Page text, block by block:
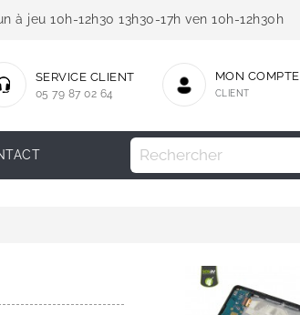
à jeu 10h-12h30 13h30-17h ven 10h-12h30h
MON COMPTE
CLIENT
SERVICE CLIENT
05 79 87 02 64